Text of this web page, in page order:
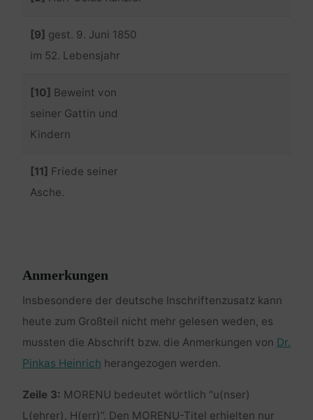
[9] gest. 9. Juni 1850
im 52. Lebensjahr
[10] Beweint von
seiner Gattin und
Kindern
[11] Friede seiner
Asche.
Anmerkungen
Insbesondere der deutsche Inschriftenzusatz kann
heute zum Großteil nicht mehr gelesen weden, es
mussten die Abschrift bzw. die Anmerkungen von Dr.
Pinkas Heinrich herangezogen werden.
Zeile 3: MORENU bedeutet wörtlich “u(nser)
L(ehrer), H(err)”. Den MORENU-Titel erhielten nur